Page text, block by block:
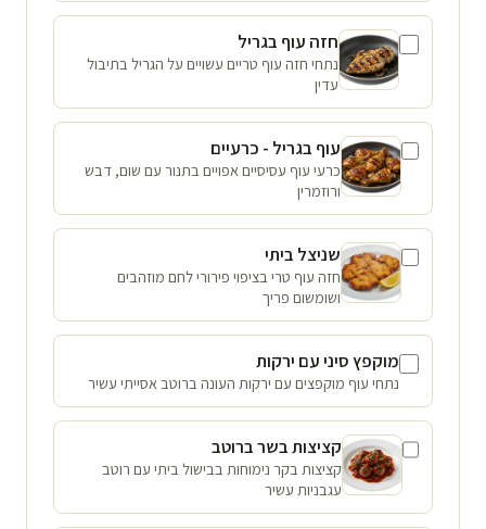
חזה עוף בגריל
נתחי חזה עוף טריים עשויים על הגריל בתיבול
עדין
עוף בגריל - כרעיים
כרעי עוף עסיסיים אפויים בתנור עם שום, דבש
ורוזמרין
שניצל ביתי
חזה עוף טרי בציפוי פירורי לחם מוזהבים
ושומשום פריך
מוקפץ סיני עם ירקות
נתחי עוף מוקפצים עם ירקות העונה ברוטב אסייתי עשיר
קציצות בשר ברוטב
קציצות בקר נימוחות בבישול ביתי עם רוטב
עגבניות עשיר